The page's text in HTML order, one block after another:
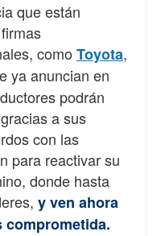
que están
como Toyota,
ya anuncian en
podrán
a sus
con las
para reactivar su
donde hasta
y ven ahora
comprometida.